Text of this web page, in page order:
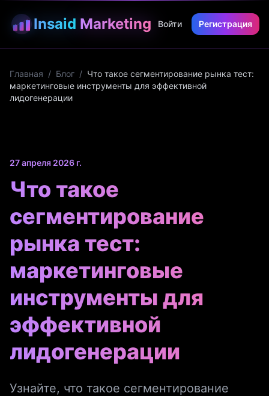
Insaid Marketing Войти Регистрация
Главная / Блог / Что такое сегментирование рынка тест:
маркетинговые инструменты для эффективной
лидогенерации
27 апреля 2026 г.
Что такое
сегментирование
рынка тест:
маркетинговые
инструменты для
эффективной
лидогенерации
Узнайте, что такое сегментирование